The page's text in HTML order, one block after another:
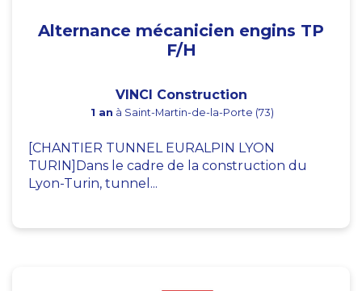
Alternance mécanicien engins TP
F/H
VINCI Construction
1 an à Saint-Martin-de-la-Porte (73)
[CHANTIER TUNNEL EURALPIN LYON
TURIN]Dans le cadre de la construction du
Lyon-Turin, tunnel...